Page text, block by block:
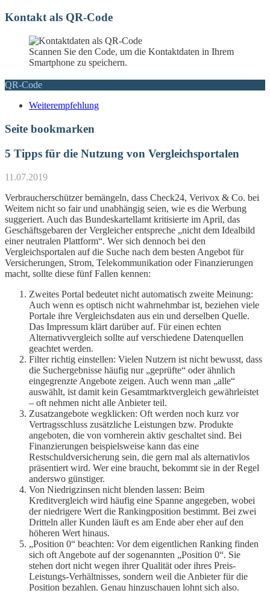
Kontakt als QR-Code
Scannen Sie den Code, um die Kontaktdaten in Ihrem
Smartphone zu speichern.
QR-Code
Weiterempfehlung
Seite bookmarken
5 Tipps für die Nutzung von Vergleichsportalen
11.07.2019
Verbraucherschützer bemängeln, dass Check24, Verivox & Co. bei
Weitem nicht so fair und unabhängig seien, wie es die Werbung
suggeriert. Auch das Bundeskartellamt kritisierte im April, das
Geschäftsgebaren der Vergleicher entspreche „nicht dem Idealbild
einer neutralen Plattform“. Wer sich dennoch bei den
Vergleichsportalen auf die Suche nach dem besten Angebot für
Versicherungen, Strom, Telekommunikation oder Finanzierungen
macht, sollte diese fünf Fallen kennen:
Zweites Portal bedeutet nicht automatisch zweite Meinung:
Auch wenn es optisch nicht wahrnehmbar ist, beziehen viele
Portale ihre Vergleichsdaten aus ein und derselben Quelle.
Das Impressum klärt darüber auf. Für einen echten
Alternativvergleich sollte auf verschiedene Datenquellen
geachtet werden.
Filter richtig einstellen: Vielen Nutzern ist nicht bewusst, dass
die Suchergebnisse häufig nur „geprüfte“ oder ähnlich
eingegrenzte Angebote zeigen. Auch wenn man „alle“
auswählt, ist damit kein Gesamtmarktvergleich gewährleistet
– oft nehmen nicht alle Anbieter teil.
Zusatzangebote wegklicken: Oft werden noch kurz vor
Vertragsschluss zusätzliche Leistungen bzw. Produkte
angeboten, die von vornherein aktiv geschaltet sind. Bei
Finanzierungen beispielsweise kann das eine
Restschuldversicherung sein, die gern mal als alternativlos
präsentiert wird. Wer eine braucht, bekommt sie in der Regel
anderswo günstiger.
Von Niedrigzinsen nicht blenden lassen: Beim
Kreditvergleich wird häufig eine Spanne angegeben, wobei
der niedrigere Wert die Rankingposition bestimmt. Bei zwei
Dritteln aller Kunden läuft es am Ende aber eher auf den
höheren Wert hinaus.
„Position 0“ beachten: Vor dem eigentlichen Ranking finden
sich oft Angebote auf der sogenannten „Position 0“. Sie
stehen dort nicht wegen ihrer Qualität oder ihres Preis-
Leistungs-Verhältnisses, sondern weil die Anbieter für die
Position bezahlen. Genau hinzuschauen lohnt sich also.